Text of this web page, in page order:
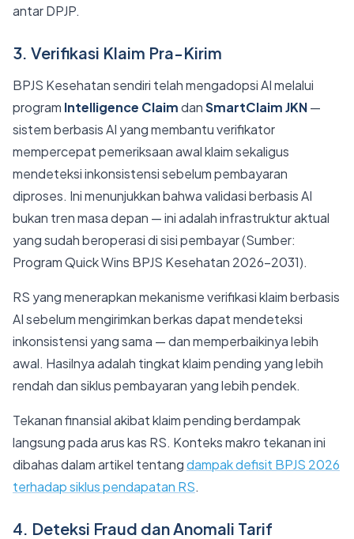
antar DPJP.
3. Verifikasi Klaim Pra-Kirim
BPJS Kesehatan sendiri telah mengadopsi AI melalui
program Intelligence ClaimdanSmartClaim JKN—
sistem berbasis AI yang membantu verifikator
mempercepat pemeriksaan awal klaim sekaligus
mendeteksi inkonsistensi sebelum pembayaran
diproses. Ini menunjukkan bahwa validasi berbasis AI
bukan tren masa depan — ini adalah infrastruktur aktual
yang sudah beroperasi di sisi pembayar (Sumber:
Program Quick Wins BPJS Kesehatan 2026-2031).
RS yang menerapkan mekanisme verifikasi klaim berbasis
AI sebelum mengirimkan berkas dapat mendeteksi
inkonsistensi yang sama — dan memperbaikinya lebih
awal. Hasilnya adalah tingkat klaim pending yang lebih
rendah dan siklus pembayaran yang lebih pendek.
Tekanan finansial akibat klaim pending berdampak
langsung pada arus kas RS. Konteks makro tekanan ini
dibahas dalam artikel tentangdampak defisit BPJS 2026
terhadap siklus pendapatan RS.
4. Deteksi Fraud dan Anomali Tarif